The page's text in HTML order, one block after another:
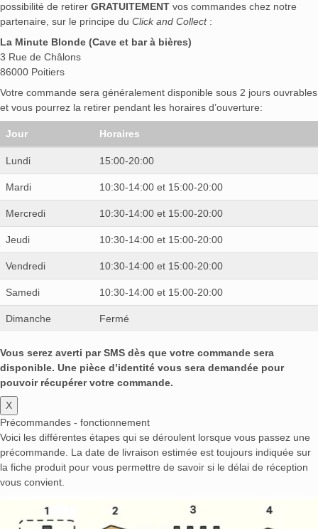
possibilité de retirer GRATUITEMENT vos commandes chez notre
partenaire, sur le principe du Click and Collect:
La Minute Blonde (Cave et bar à bières)
3 Rue de Châlons
86000 Poitiers
Votre commande sera généralement disponible sous 2 jours ouvrables
et vous pourrez la retirer pendant les horaires d’ouverture:
Jour Horaires
Lundi 15:00-20:00
Mardi 10:30-14:00 et 15:00-20:00
Mercredi 10:30-14:00 et 15:00-20:00
Jeudi 10:30-14:00 et 15:00-20:00
Vendredi 10:30-14:00 et 15:00-20:00
Samedi 10:30-14:00 et 15:00-20:00
Dimanche Fermé
Vous serez averti par SMS dès que votre commande sera
disponible. Une pièce d’identité vous sera demandée pour
pouvoir récupérer votre commande.
X
Précommandes - fonctionnement
Voici les différentes étapes qui se déroulent lorsque vous passez une
précommande. La date de livraison estimée est toujours indiquée sur
la fiche produit pour vous permettre de savoir si le délai de réception
vous convient.